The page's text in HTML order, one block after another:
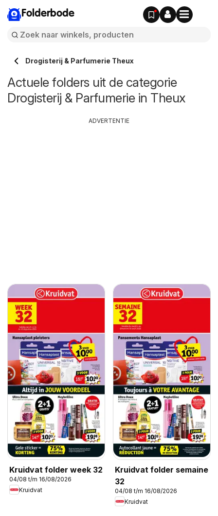
Folderbode
Drogisterij & Parfumerie Theux
Actuele folders uit de categorie
Drogisterij & Parfumerie in Theux
Kruidvat folder week 32
04/08 t/m 16/08/2026
Kruidvat
Kruidvat folder semaine
32
04/08 t/m 16/08/2026
Kruidvat
ADVERTENTIE